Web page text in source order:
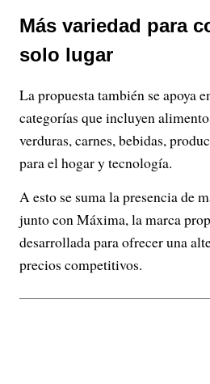
Más variedad para
solo lugar
La propuesta también se apoya
categorías que incluyen
verduras, carnes, bebidas,
para el hogar y tecnología.
A esto se suma la presencia de
junto con Máxima, la marca
desarrollada para ofrecer una
precios competitivos.